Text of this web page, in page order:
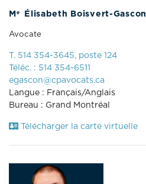
M e Élisabeth Boisvert-Gascon
Avocate
T. 514 354-3645, poste 124
Téléc. : 514 354-6511
egascon@cpavocats.ca
Langue : Français/Anglais
Bureau : Grand Montréal
Télécharger la carte virtuelle